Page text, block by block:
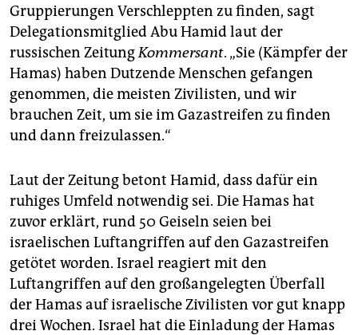
Gruppierungen Verschleppten zu finden, sagt
Delegationsmitglied Abu Hamid laut der
russischen ZeitungKommersant. „Sie (Kämpfer der
Hamas) haben Dutzende Menschen gefangen
genommen, die meisten Zivilisten, und wir
brauchen Zeit, um sie im Gazastreifen zu finden
und dann freizulassen.“
Laut der Zeitung betont Hamid, dass dafür ein
ruhiges Umfeld notwendig sei. Die Hamas hat
zuvor erklärt, rund 50 Geiseln seien bei
israelischen Luftangriffen auf den Gazastreifen
getötet worden. Israel reagiert mit den
Luftangriffen auf den großangelegten Überfall
der Hamas auf israelische Zivilisten vor gut knapp
drei Wochen. Israel hat die Einladung der Hamas